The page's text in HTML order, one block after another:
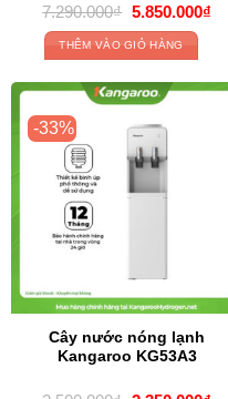
7.290.000₫ Giá
gốc
là:
7.290.000₫.
5.850.000₫Giá
THÊM VÀO GIỎ HÀNG
-33%
Cây nước nóng lạnh
Kangaroo KG53A3